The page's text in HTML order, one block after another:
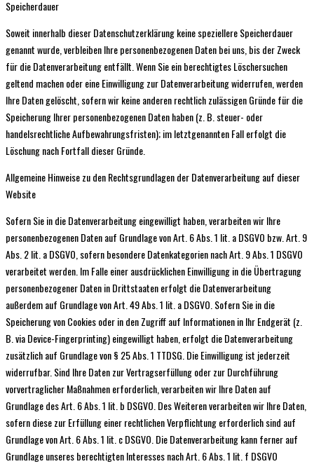
Speicherdauer
Soweit innerhalb dieser Datenschutzerklärung keine speziellere Speicherdauer
genannt wurde, verbleiben Ihre personenbezogenen Daten bei uns, bis der Zweck
für die Datenverarbeitung entfällt. Wenn Sie ein berechtigtes Löschersuchen
geltend machen oder eine Einwilligung zur Datenverarbeitung widerrufen, werden
Ihre Daten gelöscht, sofern wir keine anderen rechtlich zulässigen Gründe für die
Speicherung Ihrer personenbezogenen Daten haben (z. B. steuer- oder
handelsrechtliche Aufbewahrungsfristen); im letztgenannten Fall erfolgt die
Löschung nach Fortfall dieser Gründe.
Allgemeine Hinweise zu den Rechtsgrundlagen der Datenverarbeitung auf dieser
Website
Sofern Sie in die Datenverarbeitung eingewilligt haben, verarbeiten wir Ihre
personenbezogenen Daten auf Grundlage von Art. 6 Abs. 1 lit. a DSGVO bzw. Art. 9
Abs. 2 lit. a DSGVO, sofern besondere Datenkategorien nach Art. 9 Abs. 1 DSGVO
verarbeitet werden. Im Falle einer ausdrücklichen Einwilligung in die Übertragung
personenbezogener Daten in Drittstaaten erfolgt die Datenverarbeitung
außerdem auf Grundlage von Art. 49 Abs. 1 lit. a DSGVO. Sofern Sie in die
Speicherung von Cookies oder in den Zugriff auf Informationen in Ihr Endgerät (z.
B. via Device-Fingerprinting) eingewilligt haben, erfolgt die Datenverarbeitung
zusätzlich auf Grundlage von § 25 Abs. 1 TTDSG. Die Einwilligung ist jederzeit
widerrufbar. Sind Ihre Daten zur Vertragserfüllung oder zur Durchführung
vorvertraglicher Maßnahmen erforderlich, verarbeiten wir Ihre Daten auf
Grundlage des Art. 6 Abs. 1 lit. b DSGVO. Des Weiteren verarbeiten wir Ihre Daten,
sofern diese zur Erfüllung einer rechtlichen Verpflichtung erforderlich sind auf
Grundlage von Art. 6 Abs. 1 lit. c DSGVO. Die Datenverarbeitung kann ferner auf
Grundlage unseres berechtigten Interesses nach Art. 6 Abs. 1 lit. f DSGVO